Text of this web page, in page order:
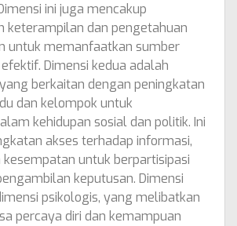
ini juga mencakup
keterampilan dan pengetahuan
untuk memanfaatkan sumber
Dimensi kedua adalah
berkaitan dengan peningkatan
dan kelompok untuk
kehidupan sosial dan politik. Ini
akses terhadap informasi,
kesempatan untuk berpartisipasi
keputusan. Dimensi
psikologis, yang melibatkan
percaya diri dan kemampuan